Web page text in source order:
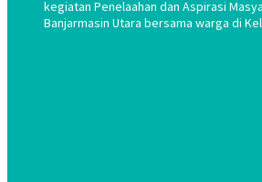
kegiatan Penelaahan dan Aspirasi
Banjarmasin Utara bersama warga di